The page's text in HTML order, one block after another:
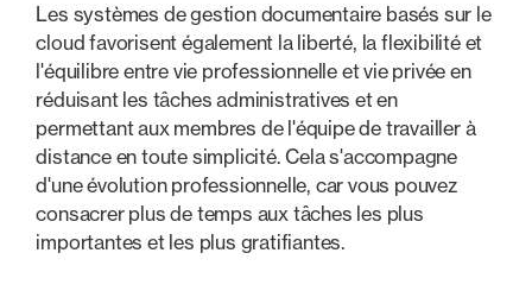
Les systèmes de gestion documentaire basés sur le
cloud favorisent également la liberté, la flexibilité et
l'équilibre entre vie professionnelle et vie privée en
réduisant les tâches administratives et en
permettant aux membres de l'équipe de travailler à
distance en toute simplicité. Cela s'accompagne
d'une évolution professionnelle, car vous pouvez
consacrer plus de temps aux tâches les plus
importantes et les plus gratifiantes.